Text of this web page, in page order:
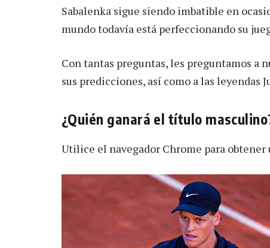
Sabalenka sigue siendo imbatible en
mundo todavía está perfeccionando su
Con tantas preguntas, les preguntamos a
sus predicciones, así como a las leyendas
¿Quién ganará el título
Utilice el navegador Chrome para